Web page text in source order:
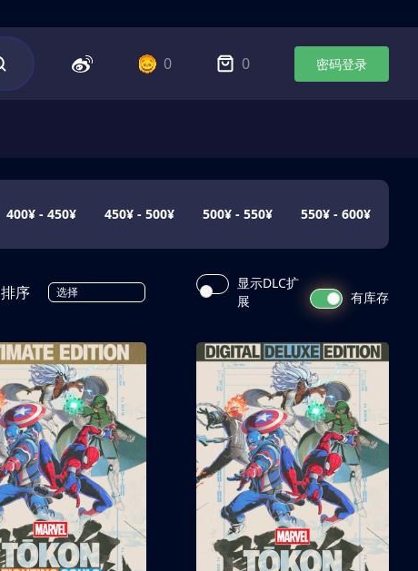
0 0 密码登录
400¥ - 450¥ 450¥ - 500¥ 500¥ - 550¥ 550¥ - 600¥
排序 选择
显示DLC扩
展
有库存